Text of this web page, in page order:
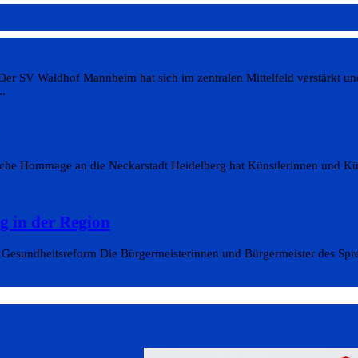
SV Waldhof Mannheim hat sich im zentralen Mittelfeld verstärkt
Hommage an die Neckarstadt Heidelberg hat Künstlerinnen und
in der Region
Die Bürgermeisterinnen und Bürgermeister des